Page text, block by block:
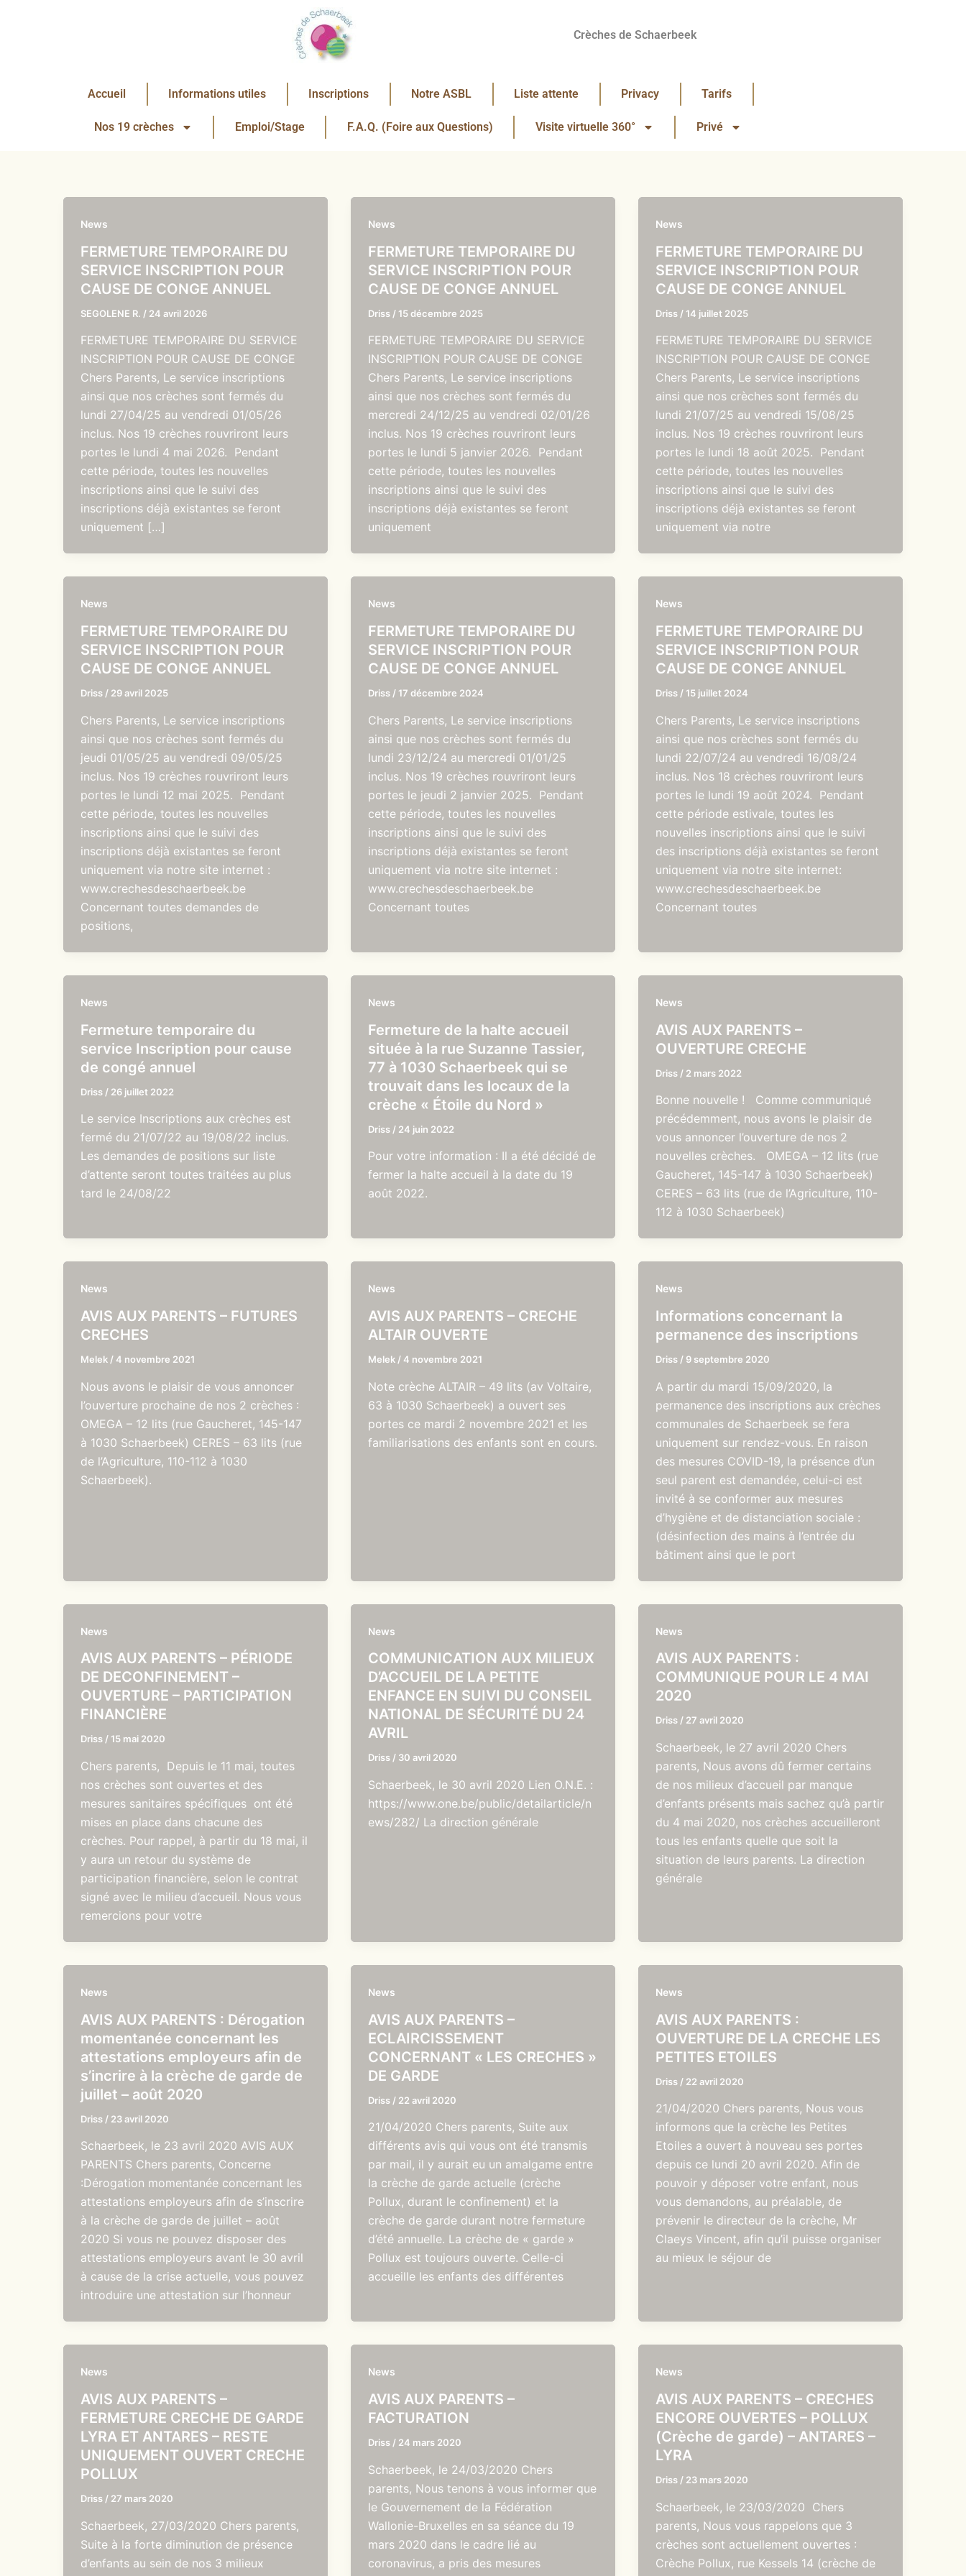
Crèches de Schaerbeek
Accueil Informations utiles Inscriptions Notre ASBL Liste attente Privacy Tarifs
Nos 19 crèches Emploi/Stage F.A.Q. (Foire aux Questions) Visite virtuelle 360° Privé
News
FERMETURE TEMPORAIRE DU
SERVICE INSCRIPTION POUR
CAUSE DE CONGE ANNUEL
SEGOLENE R. / 24 avril 2026
FERMETURE TEMPORAIRE DU SERVICE
INSCRIPTION POUR CAUSE DE CONGE
Chers Parents, Le service inscriptions
ainsi que nos crèches sont fermés du
lundi 27/04/25 au vendredi 01/05/26
inclus. Nos 19 crèches rouvriront leurs
portes le lundi 4 mai 2026. Pendant
cette période, toutes les nouvelles
inscriptions ainsi que le suivi des
inscriptions déjà existantes se feront
uniquement […]
News
FERMETURE TEMPORAIRE DU
SERVICE INSCRIPTION POUR
CAUSE DE CONGE ANNUEL
Driss / 15 décembre 2025
FERMETURE TEMPORAIRE DU SERVICE
INSCRIPTION POUR CAUSE DE CONGE
Chers Parents, Le service inscriptions
ainsi que nos crèches sont fermés du
mercredi 24/12/25 au vendredi 02/01/26
inclus. Nos 19 crèches rouvriront leurs
portes le lundi 5 janvier 2026. Pendant
cette période, toutes les nouvelles
inscriptions ainsi que le suivi des
inscriptions déjà existantes se feront
uniquement
News
FERMETURE TEMPORAIRE DU
SERVICE INSCRIPTION POUR
CAUSE DE CONGE ANNUEL
Driss / 14 juillet 2025
FERMETURE TEMPORAIRE DU SERVICE
INSCRIPTION POUR CAUSE DE CONGE
Chers Parents, Le service inscriptions
ainsi que nos crèches sont fermés du
lundi 21/07/25 au vendredi 15/08/25
inclus. Nos 19 crèches rouvriront leurs
portes le lundi 18 août 2025. Pendant
cette période, toutes les nouvelles
inscriptions ainsi que le suivi des
inscriptions déjà existantes se feront
uniquement via notre
News
FERMETURE TEMPORAIRE DU
SERVICE INSCRIPTION POUR
CAUSE DE CONGE ANNUEL
Driss / 29 avril 2025
Chers Parents, Le service inscriptions
ainsi que nos crèches sont fermés du
jeudi 01/05/25 au vendredi 09/05/25
inclus. Nos 19 crèches rouvriront leurs
portes le lundi 12 mai 2025. Pendant
cette période, toutes les nouvelles
inscriptions ainsi que le suivi des
inscriptions déjà existantes se feront
uniquement via notre site internet :
www.crechesdeschaerbeek.be
Concernant toutes demandes de
positions,
News
FERMETURE TEMPORAIRE DU
SERVICE INSCRIPTION POUR
CAUSE DE CONGE ANNUEL
Driss / 17 décembre 2024
Chers Parents, Le service inscriptions
ainsi que nos crèches sont fermés du
lundi 23/12/24 au mercredi 01/01/25
inclus. Nos 19 crèches rouvriront leurs
portes le jeudi 2 janvier 2025. Pendant
cette période, toutes les nouvelles
inscriptions ainsi que le suivi des
inscriptions déjà existantes se feront
uniquement via notre site internet :
www.crechesdeschaerbeek.be
Concernant toutes
News
FERMETURE TEMPORAIRE DU
SERVICE INSCRIPTION POUR
CAUSE DE CONGE ANNUEL
Driss / 15 juillet 2024
Chers Parents, Le service inscriptions
ainsi que nos crèches sont fermés du
lundi 22/07/24 au vendredi 16/08/24
inclus. Nos 18 crèches rouvriront leurs
portes le lundi 19 août 2024. Pendant
cette période estivale, toutes les
nouvelles inscriptions ainsi que le suivi
des inscriptions déjà existantes se feront
uniquement via notre site internet:
www.crechesdeschaerbeek.be
Concernant toutes
News
Fermeture temporaire du
service Inscription pour cause
de congé annuel
Driss / 26 juillet 2022
Le service Inscriptions aux crèches est
fermé du 21/07/22 au 19/08/22 inclus.
Les demandes de positions sur liste
d’attente seront toutes traitées au plus
tard le 24/08/22
News
Fermeture de la halte accueil
située à la rue Suzanne Tassier,
77 à 1030 Schaerbeek qui se
trouvait dans les locaux de la
crèche « Étoile du Nord »
Driss / 24 juin 2022
Pour votre information : Il a été décidé de
fermer la halte accueil à la date du 19
août 2022.
News
AVIS AUX PARENTS –
OUVERTURE CRECHE
Driss / 2 mars 2022
Bonne nouvelle ! Comme communiqué
précédemment, nous avons le plaisir de
vous annoncer l’ouverture de nos 2
nouvelles crèches. OMEGA – 12 lits (rue
Gaucheret, 145-147 à 1030 Schaerbeek)
CERES – 63 lits (rue de l’Agriculture, 110-
112 à 1030 Schaerbeek)
News
AVIS AUX PARENTS – FUTURES
CRECHES
Melek /4 novembre 2021
Nous avons le plaisir de vous annoncer
l’ouverture prochaine de nos 2 crèches :
OMEGA – 12 lits (rue Gaucheret, 145-147
à 1030 Schaerbeek) CERES – 63 lits (rue
de l’Agriculture, 110-112 à 1030
Schaerbeek).
News
AVIS AUX PARENTS – CRECHE
ALTAIR OUVERTE
Melek /4 novembre 2021
Note crèche ALTAIR – 49 lits (av Voltaire,
63 à 1030 Schaerbeek) a ouvert ses
portes ce mardi 2 novembre 2021 et les
familiarisations des enfants sont en cours.
News
Informations concernant la
permanence des inscriptions
Driss / 9 septembre 2020
A partir du mardi 15/09/2020, la
permanence des inscriptions aux crèches
communales de Schaerbeek se fera
uniquement sur rendez-vous. En raison
des mesures COVID-19, la présence d’un
seul parent est demandée, celui-ci est
invité à se conformer aux mesures
d’hygiène et de distanciation sociale :
(désinfection des mains à l’entrée du
bâtiment ainsi que le port
News
AVIS AUX PARENTS – PÉRIODE
DE DECONFINEMENT –
OUVERTURE – PARTICIPATION
FINANCIÈRE
Driss / 15 mai 2020
Chers parents, Depuis le 11 mai, toutes
nos crèches sont ouvertes et des
mesures sanitaires spécifiques ont été
mises en place dans chacune des
crèches. Pour rappel, à partir du 18 mai, il
y aura un retour du système de
participation financière, selon le contrat
signé avec le milieu d’accueil. Nous vous
remercions pour votre
News
COMMUNICATION AUX MILIEUX
D’ACCUEIL DE LA PETITE
ENFANCE EN SUIVI DU CONSEIL
NATIONAL DE SÉCURITÉ DU 24
AVRIL
Driss / 30 avril 2020
Schaerbeek, le 30 avril 2020 Lien O.N.E. :
https://www.one.be/public/detailarticle/n
ews/282/ La direction générale
News
AVIS AUX PARENTS :
COMMUNIQUE POUR LE 4 MAI
2020
Driss / 27 avril 2020
Schaerbeek, le 27 avril 2020 Chers
parents, Nous avons dû fermer certains
de nos milieux d’accueil par manque
d’enfants présents mais sachez qu’à partir
du 4 mai 2020, nos crèches accueilleront
tous les enfants quelle que soit la
situation de leurs parents. La direction
générale
News
AVIS AUX PARENTS : Dérogation
momentanée concernant les
attestations employeurs afin de
s’incrire à la crèche de garde de
juillet – août 2020
Driss / 23 avril 2020
Schaerbeek, le 23 avril 2020 AVIS AUX
PARENTS Chers parents, Concerne
:Dérogation momentanée concernant les
attestations employeurs afin de s’inscrire
à la crèche de garde de juillet – août
2020 Si vous ne pouvez disposer des
attestations employeurs avant le 30 avril
à cause de la crise actuelle, vous pouvez
introduire une attestation sur l’honneur
News
AVIS AUX PARENTS –
ECLAIRCISSEMENT
CONCERNANT « LES CRECHES »
DE GARDE
Driss / 22 avril 2020
21/04/2020 Chers parents, Suite aux
différents avis qui vous ont été transmis
par mail, il y aurait eu un amalgame entre
la crèche de garde actuelle (crèche
Pollux, durant le confinement) et la
crèche de garde durant notre fermeture
d’été annuelle. La crèche de « garde »
Pollux est toujours ouverte. Celle-ci
accueille les enfants des différentes
News
AVIS AUX PARENTS :
OUVERTURE DE LA CRECHE LES
PETITES ETOILES
Driss / 22 avril 2020
21/04/2020 Chers parents, Nous vous
informons que la crèche les Petites
Etoiles a ouvert à nouveau ses portes
depuis ce lundi 20 avril 2020. Afin de
pouvoir y déposer votre enfant, nous
vous demandons, au préalable, de
prévenir le directeur de la crèche, Mr
Claeys Vincent, afin qu’il puisse organiser
au mieux le séjour de
News
AVIS AUX PARENTS –
FERMETURE CRECHE DE GARDE
LYRA ET ANTARES – RESTE
UNIQUEMENT OUVERT CRECHE
POLLUX
Driss / 27 mars 2020
Schaerbeek, 27/03/2020 Chers parents,
Suite à la forte diminution de présence
d’enfants au sein de nos 3 milieux
News
AVIS AUX PARENTS –
FACTURATION
Driss / 24 mars 2020
Schaerbeek, le 24/03/2020 Chers
parents, Nous tenons à vous informer que
le Gouvernement de la Fédération
Wallonie-Bruxelles en sa séance du 19
mars 2020 dans le cadre lié au
coronavirus, a pris des mesures
News
AVIS AUX PARENTS – CRECHES
ENCORE OUVERTES – POLLUX
(Crèche de garde) – ANTARES –
LYRA
Driss / 23 mars 2020
Schaerbeek, le 23/03/2020 Chers
parents, Nous vous rappelons que 3
crèches sont actuellement ouvertes :
Crèche Pollux, rue Kessels 14 (crèche de